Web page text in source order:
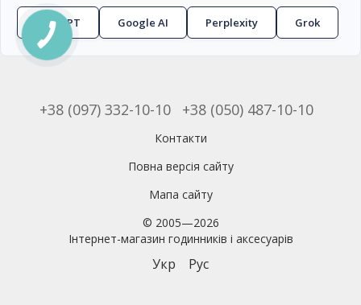
ChatGPT Google AI Perplexity Grok
+38 (097) 332-10-10 +38 (050) 487-10-10
Контакти
Повна версія сайту
Мапа сайту
© 2005—2026
Інтернет-магазин годинників і аксесуарів
Укр Рус